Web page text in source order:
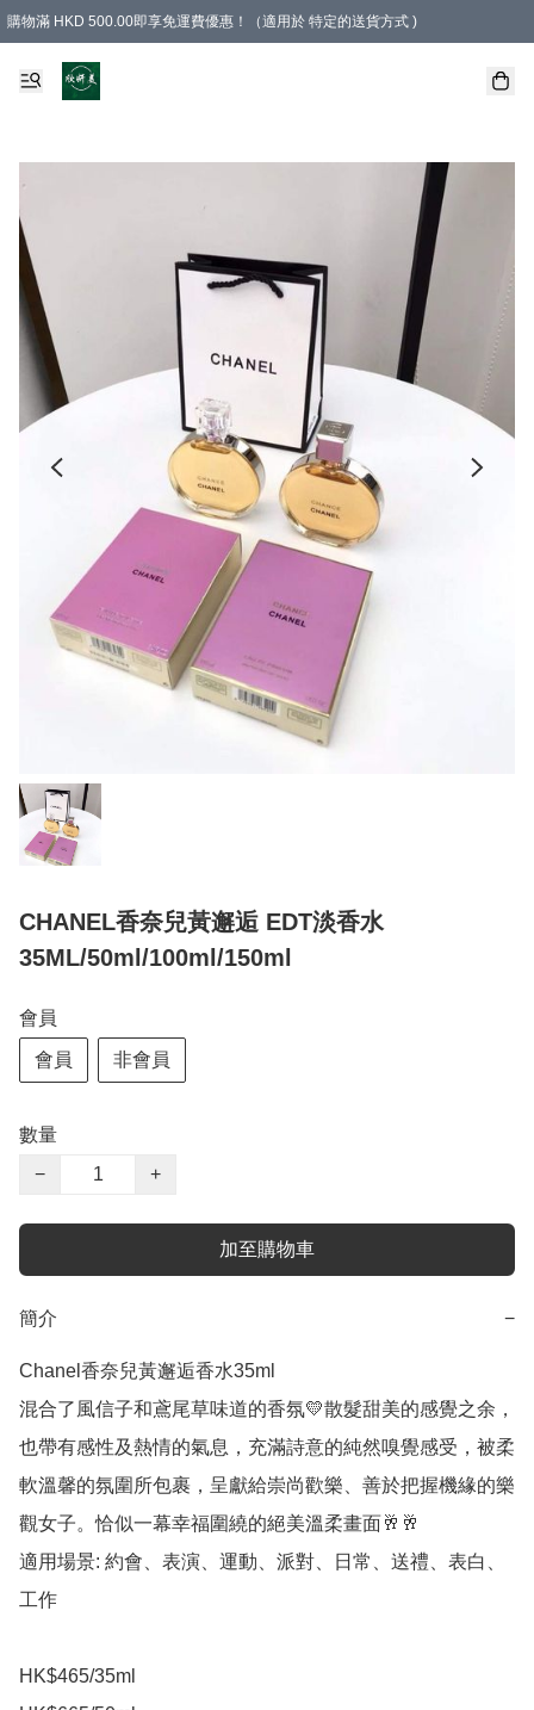
購物滿 HKD 500.00即享免運費優惠！（適用於 特定的送貨方式 )
CHANEL香奈兒黃邂逅 EDT淡香水
35ML/50ml/100ml/150ml
會員
會員 非會員
數量
−
+
加至購物車
簡介 −
Chanel香奈兒黃邂逅香水35ml
混合了風信子和鳶尾草味道的香氛💛散髮甜美的感覺之余，
也帶有感性及熱情的氣息，充滿詩意的純然嗅覺感受，被柔
軟溫馨的氛圍所包裹，呈獻給崇尚歡樂、善於把握機緣的樂
觀女子。恰似一幕幸福圍繞的絕美溫柔畫面🥂🥂
適用場景: 約會、表演、運動、派對、日常、送禮、表白、
工作
HK$465/35ml